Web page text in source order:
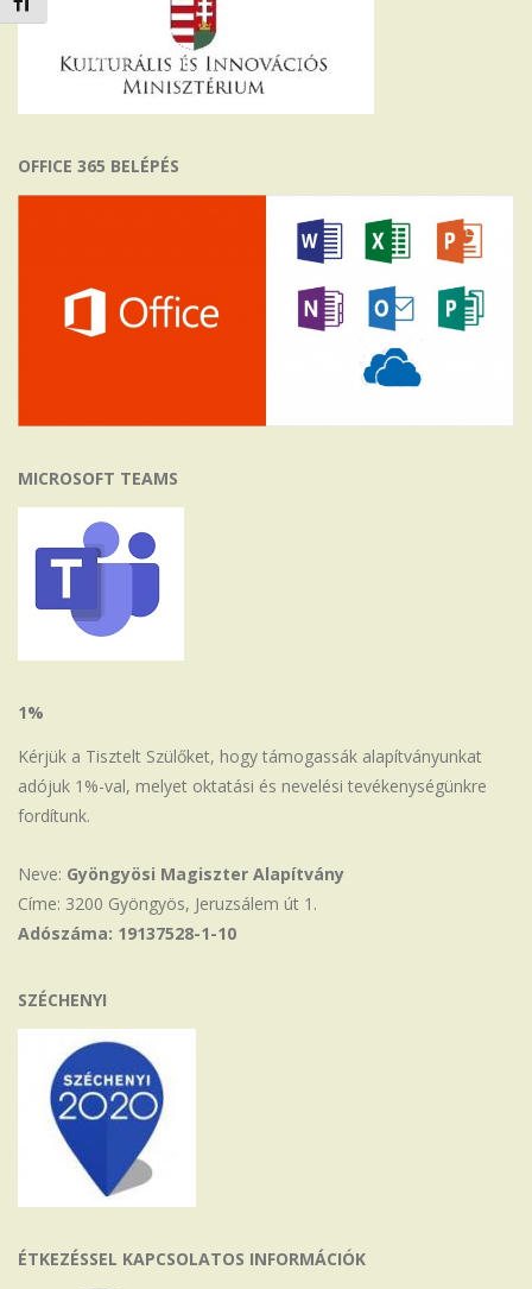
Betűméret váltása
OFFICE 365 BELÉPÉS
MICROSOFT TEAMS
1%
Kérjük a Tisztelt Szülőket, hogy támogassák alapítványunkat
adójuk 1%-val, melyet oktatási és nevelési tevékenységünkre
fordítunk.
Neve: Gyöngyösi Magiszter Alapítvány
Címe: 3200 Gyöngyös, Jeruzsálem út 1.
Adószáma: 19137528-1-10
SZÉCHENYI
ÉTKEZÉSSEL KAPCSOLATOS INFORMÁCIÓK